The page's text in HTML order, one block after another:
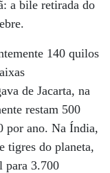
a bile retirada do
140 quilos
de Jacarta, na
restam 500
por ano. Na Índia,
tigres do planeta,
para 3.700